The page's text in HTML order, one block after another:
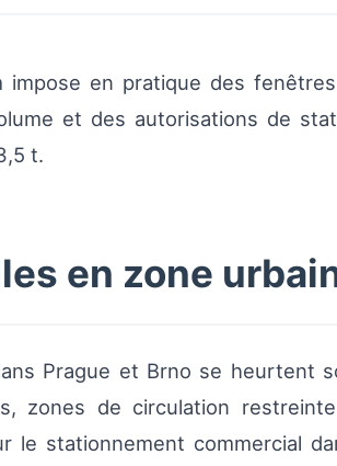
impose en pratique des
et des autorisations de
t.
en zone
Prague et Brno se heurtent
zones de circulation
le stationnement commercial